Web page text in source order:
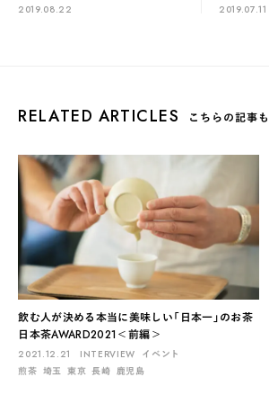
2019.08.22 2019.07.11
RELATED ARTICLES こちらの記事
飲む人が決める本当に美味しい「日本一」のお茶
日本茶AWARD2021＜前編＞
2021.12.21 INTERVIEW イベント
煎茶 埼玉 東京 長崎 鹿児島